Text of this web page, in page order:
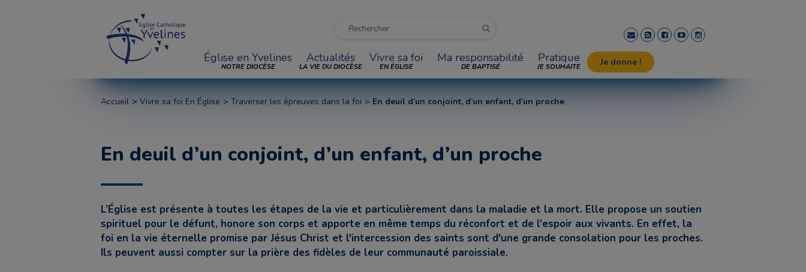
Église en Yvelines
NOTRE DIOCÈSE
Actualités
LA VIE DU DIOCÈSE
Vivre sa foi
EN ÉGLISE
Ma responsabilité
DE BAPTISÉ
Pratique
JE SOUHAITE Je donne !
Accueil Vivre sa foi En Église Traverser les épreuves dans la foi En deuil d’un conjoint, d’un enfant, d’un proche
En deuil d’un conjoint, d’un enfant, d’un proche
L’Église est présente à toutes les étapes de la vie et particulièrement dans la maladie et la mort. Elle propose un soutien
spirituel pour le défunt, honore son corps et apporte en même temps du réconfort et de l'espoir aux vivants. En effet, la
foi en la vie éternelle promise par Jésus Christ et l'intercession des saints sont d'une grande consolation pour les proches.
Ils peuvent aussi compter sur la prière des fidèles de leur communauté paroissiale.